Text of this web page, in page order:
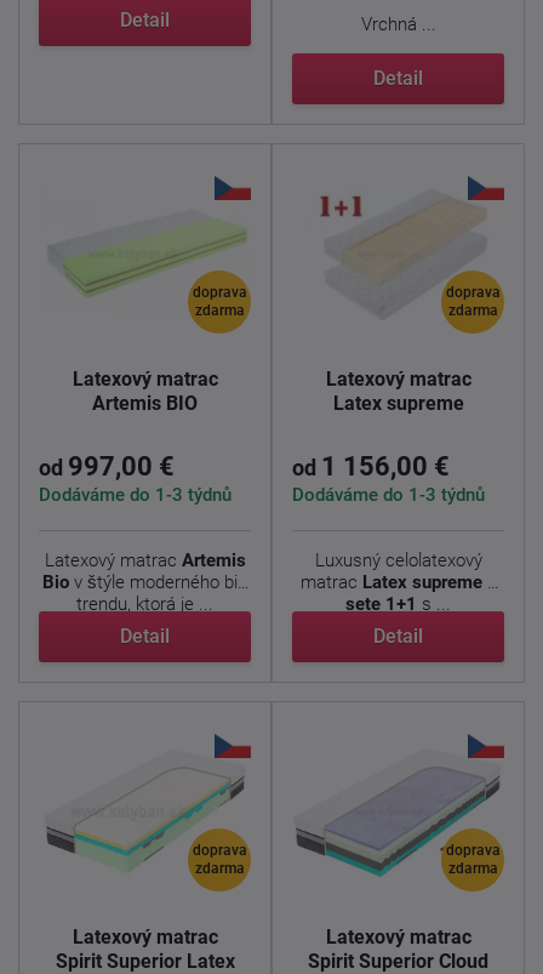
Detail
Vrchná ...
Detail
doprava
zdarma
Latexový matrac
Artemis BIO
od 997,00 €
Dodáváme do 1-3 týdnů
Latexový matrac Artemis
Bio v štýle moderného bio
trendu, ktorá je ...
Detail
doprava
zdarma
Latexový matrac
Latex supreme
od 1 156,00 €
Dodáváme do 1-3 týdnů
Luxusný celolatexový
matrac Latex supreme v
sete 1+1 s ...
Detail
doprava
zdarma
Latexový matrac
Spirit Superior Latex
doprava
zdarma
Latexový matrac
Spirit Superior Cloud